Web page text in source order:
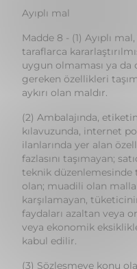
uygun olmaması ya da
gereken özellikleri
aykırı olan maldır.
(2) Ambalajında,
kılavuzunda, internet
ilanlarında yer alan
fazlasını taşımayan;
teknik düzenlemesinde
olan; muadili olan
karşılamayan,
faydaları azaltan veya
veya ekonomik
kabul edilir.
(3) Sözleşmeye konu
kararlaştırılan süre
montajının satıcı
altında
monte edilmemesi